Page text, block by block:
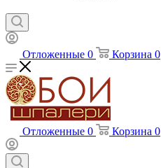
Отложенные 0 Корзина 0
Отложенные 0 Корзина 0